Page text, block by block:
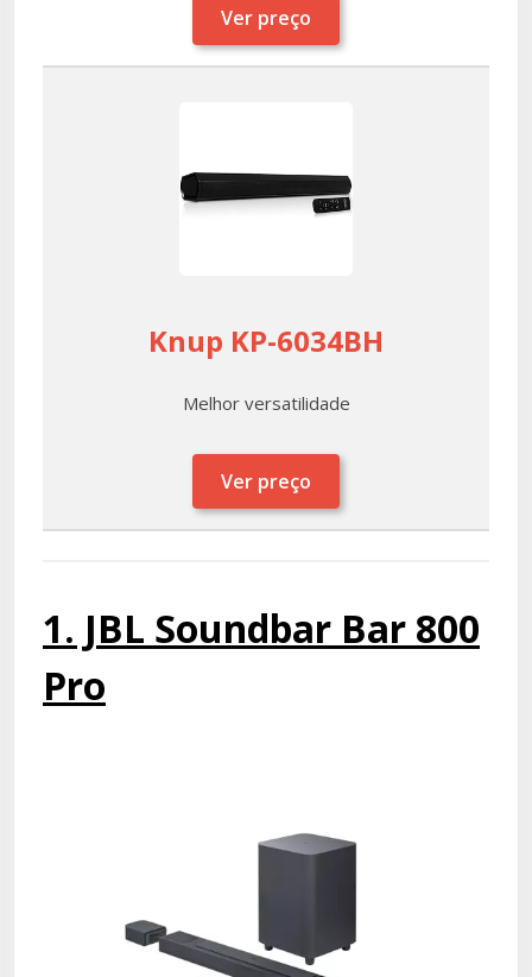
Ver preço
Knup KP-6034BH
Melhor versatilidade
Ver preço
1. JBL Soundbar Bar 800
Pro